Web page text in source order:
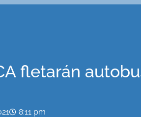
fletarán
8:11 pm